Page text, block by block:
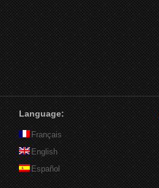
Language:
Français
English
Español